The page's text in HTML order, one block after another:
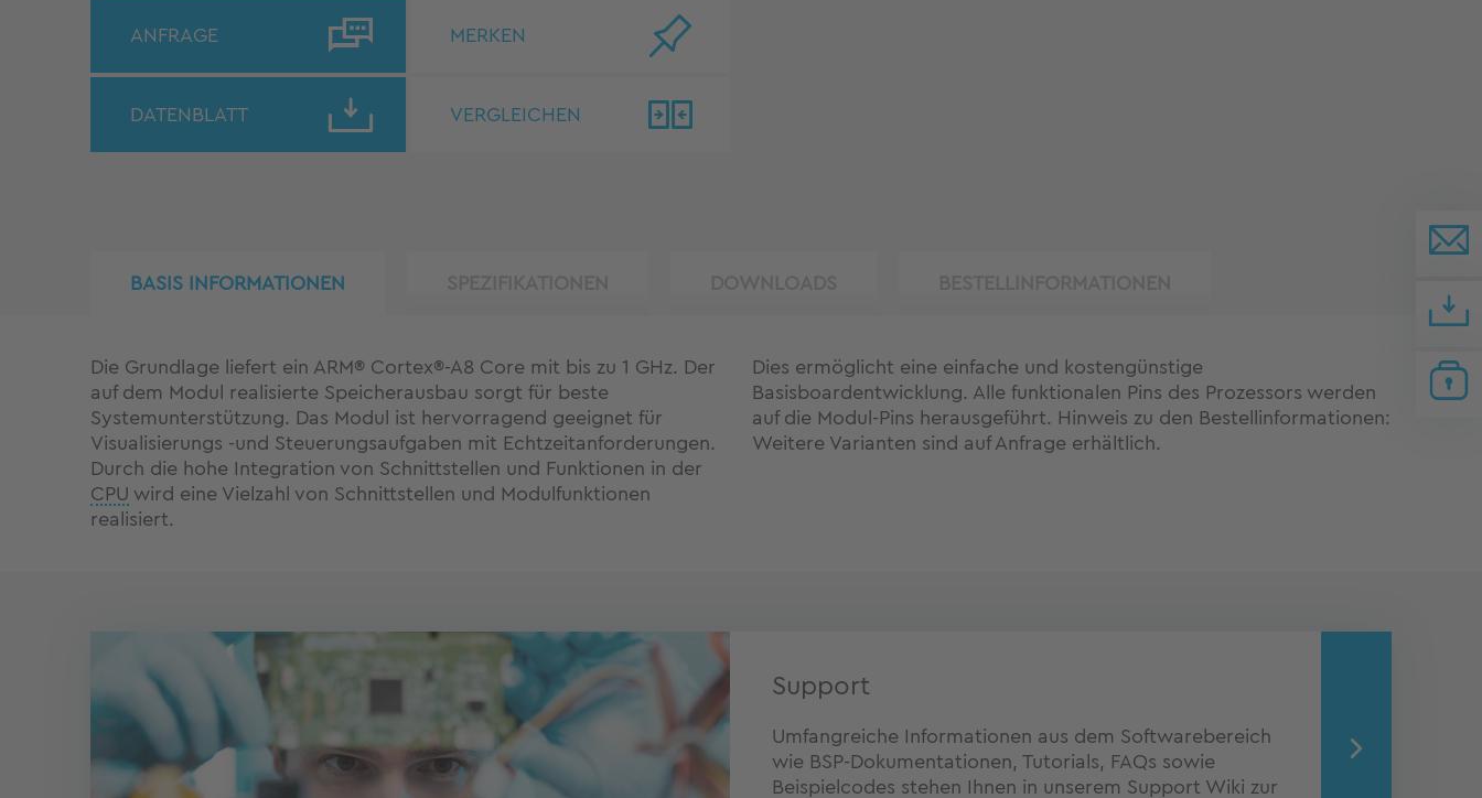
ANFRAGE MERKEN
DATENBLATT VERGLEICHEN
BASIS INFORMATIONEN
Die Grundlage liefert ein ARM® Cortex®-A8 Core mit bis zu 1 GHz. Der
auf dem Modul realisierte Speicherausbau sorgt für beste
Systemunterstützung. Das Modul ist hervorragend geeignet für
Visualisierungs -und Steuerungsaufgaben mit Echtzeitanforderungen.
Durch die hohe Integration von Schnittstellen und Funktionen in der
CPU wird eine Vielzahl von Schnittstellen und Modulfunktionen
realisiert.
Dies ermöglicht eine einfache und kostengünstige
Basisboardentwicklung. Alle funktionalen Pins des Prozessors werden
auf die Modul-Pins herausgeführt. Hinweis zu den Bestellinformationen:
Weitere Varianten sind auf Anfrage erhältlich.
Support
Umfangreiche Informationen aus dem Softwarebereich
wie BSP-Dokumentationen, Tutorials, FAQs sowie
Beispielcodes stehen Ihnen in unserem Support Wiki zur